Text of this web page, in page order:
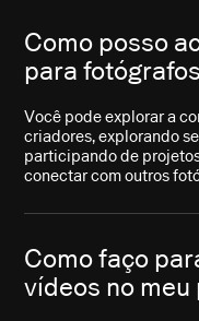
Como posso
para
Você pode explorar a
criadores, explorando
participando de
conectar com outros
Como faço
vídeos no